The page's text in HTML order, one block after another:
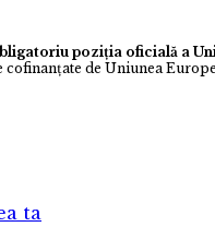
poziția oficială a
de Uniunea
ta